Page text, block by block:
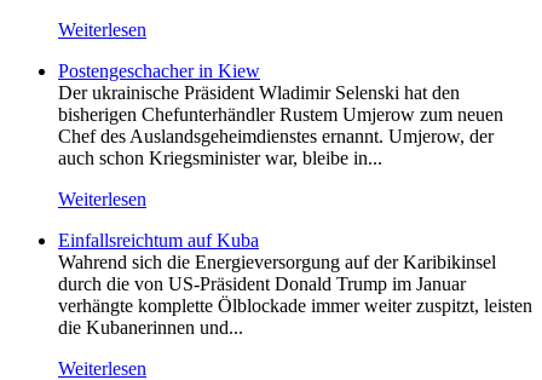
Weiterlesen
Postengeschacher in Kiew
Der ukrainische Präsident Wladimir Selenski hat den
bisherigen Chefunterhändler Rustem Umjerow zum neuen
Chef des Auslandsgeheimdienstes ernannt. Umjerow, der
auch schon Kriegsminister war, bleibe in...
Weiterlesen
Einfallsreichtum auf Kuba
Wahrend sich die Energieversorgung auf der Karibikinsel
durch die von US-Präsident Donald Trump im Januar
verhängte komplette Ölblockade immer weiter zuspitzt, leisten
die Kubanerinnen und...
Weiterlesen